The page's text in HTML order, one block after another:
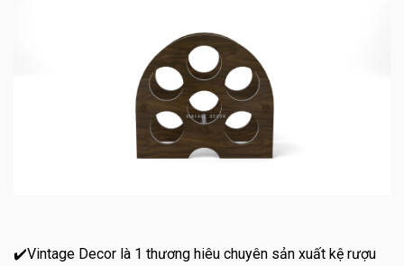
✔️Vintage Decor là 1 thương hiêu chuyên sản xuất kệ rượu